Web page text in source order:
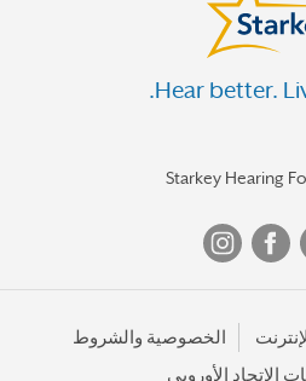
Hear better.
Starkey Hearing
الخصوصية والشروط
الاتحاد الأوروبي